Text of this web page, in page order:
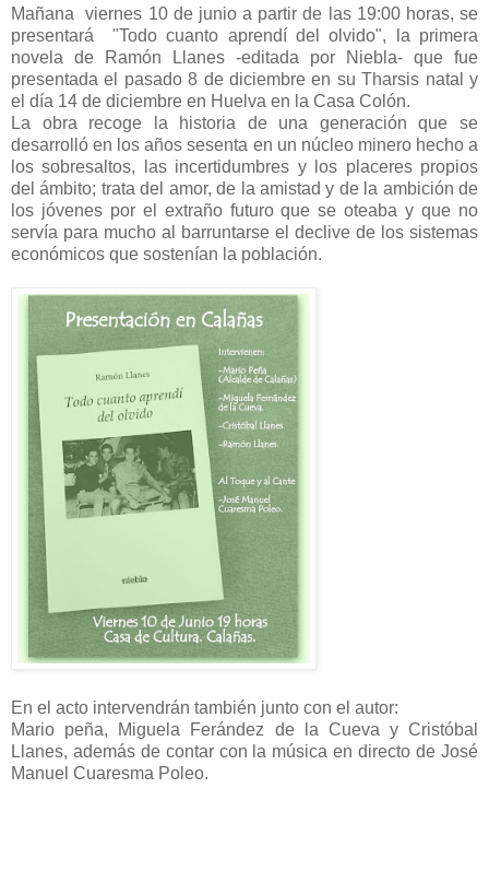
Mañana viernes 10 de junio a partir de las 19:00 horas, se
presentará "Todo cuanto aprendí del olvido", la primera
novela de Ramón Llanes -editada por Niebla- que fue
presentada el pasado 8 de diciembre en su Tharsis natal y
el día 14 de diciembre en Huelva en la Casa Colón.
La obra recoge la historia de una generación que se
desarrolló en los años sesenta en un núcleo minero hecho a
los sobresaltos, las incertidumbres y los placeres propios
del ámbito; trata del amor, de la amistad y de la ambición de
los jóvenes por el extraño futuro que se oteaba y que no
servía para mucho al barruntarse el declive de los sistemas
económicos que sostenían la población.
En el acto intervendrán también junto con el autor:
Mario peña, Miguela Ferández de la Cueva y Cristóbal
Llanes, además de contar con la música en directo de José
Manuel Cuaresma Poleo.